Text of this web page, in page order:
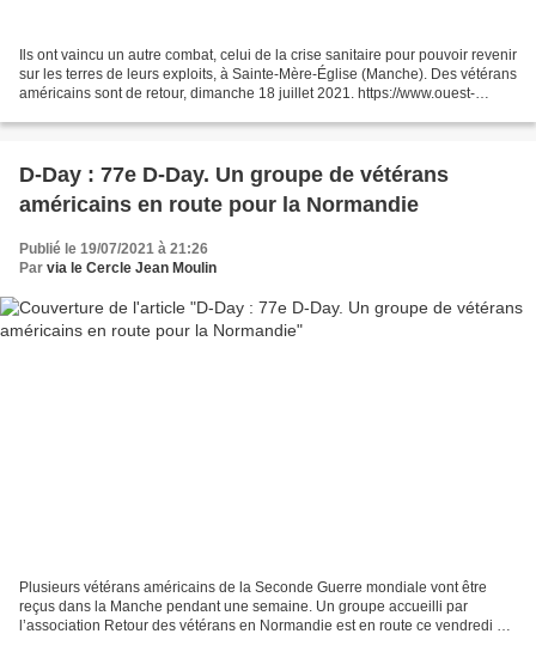
Ils ont vaincu un autre combat, celui de la crise sanitaire pour pouvoir revenir
sur les terres de leurs exploits, à Sainte-Mère-Église (Manche). Des vétérans
américains sont de retour, dimanche 18 juillet 2021. https://www.ouest-
D-Day : 77e D-Day. Un groupe de vétérans
américains en route pour la Normandie
Publié le 19/07/2021 à 21:26
Par via le Cercle Jean Moulin
Plusieurs vétérans américains de la Seconde Guerre mondiale vont être
reçus dans la Manche pendant une semaine. Un groupe accueilli par
l’association Retour des vétérans en Normandie est en route ce vendredi 16